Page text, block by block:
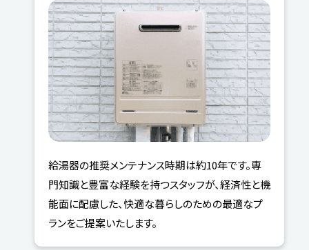
給湯器の推奨メンテナンス時期は約10年です。専
門知識と豊富な経験を持つスタッフが、経済性と機
能面に配慮した、快適な暮らしのための最適なプ
ランをご提案いたします。